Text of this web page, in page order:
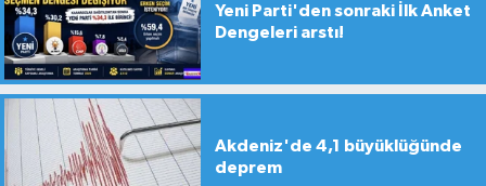
Yeni Parti'den sonraki İlk Anket
Dengeleri arstı!
Akdeniz'de 4,1 büyüklüğünde
deprem